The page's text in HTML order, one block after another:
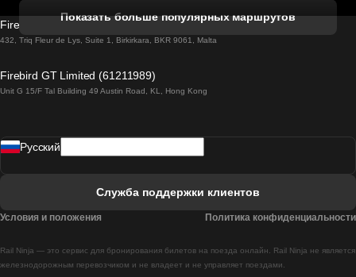
Поезд Лиссабон - Лагос
Поезд Лиссабон - Мадрид
Поезд Лиссабон - Брага
Показать больше популярных маршрутов
Firebird GT Limited (OC 1451)
432, Triq Fleur de Lys, Suite 1, Birkirkara, BKR 9061, Malta
Firebird GT Limited (61211989)
Unit G 15/F Tal Building 49 Austin Road, KL, Hong Kong
Rail Ninja — это сервис для бронирования билетов на поезда онлайн. Rail Ninja не является
железнодорожным перевозчиком и не владеет и не управляет поездами.
Pусский
Служба поддержки клиентов
Условия и положения Политика конфиденциальности